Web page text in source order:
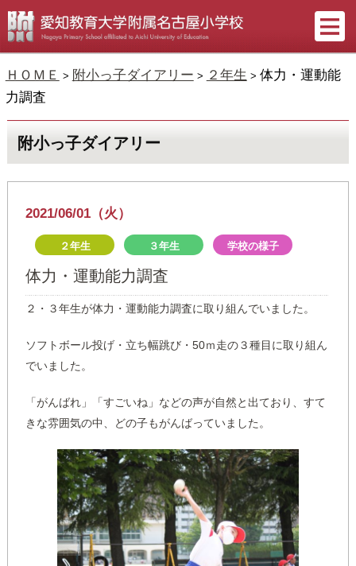
ＨＯＭＥ > 附小っ子ダイアリー > ２年生 > 体力・運動能
力調査
附小っ子ダイアリー
2021/06/01（火）
２年生 ３年生 学校の様子
体力・運動能力調査
２・３年生が体力・運動能力調査に取り組んでいました。
ソフトボール投げ・立ち幅跳び・50ｍ走の３種目に取り組ん
でいました。
「がんばれ」「すごいね」などの声が自然と出ており、すて
きな雰囲気の中、どの子もがんばっていました。